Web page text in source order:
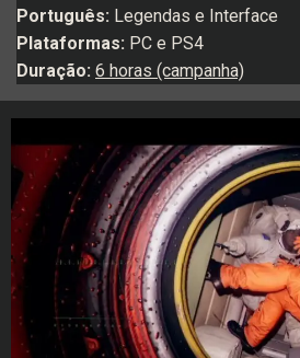
Português: Legendas e Interface
Plataformas: PC e PS4
Duração: 6 horas (campanha)